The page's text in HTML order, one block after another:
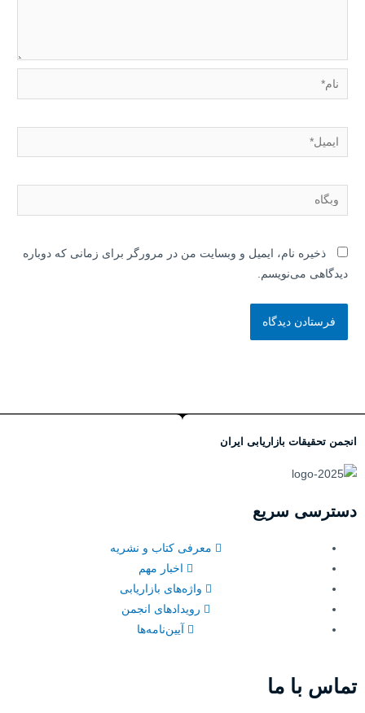
نام*
ایمیل*
وبگاه
ذخیره نام، ایمیل و وبسایت من در مرورگر برای زمانی که دوباره
دیدگاهی می‌نویسم.
انجمن تحقیقات بازاریابی ایران
دسترسی سریع
معرفی کتاب و نشریه
اخبار مهم
واژه‌های بازاریابی
رویدادهای انجمن
آیین‌نامه‌ها
تماس با ما